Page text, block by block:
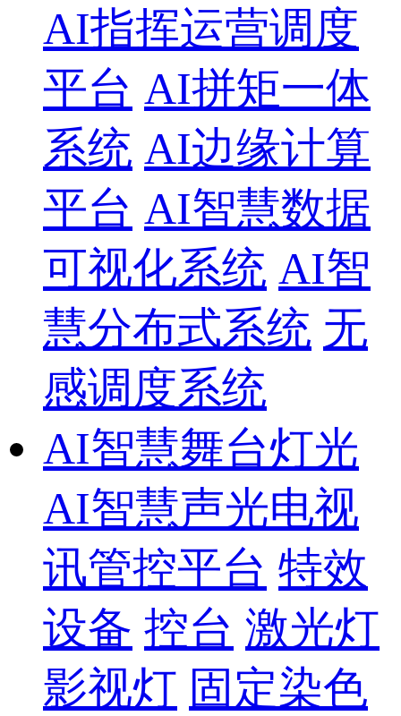
AI指挥运营调度
平台 AI拼矩一体
系统 AI边缘计算
平台 AI智慧数据
可视化系统 AI智
慧分布式系统 无
感调度系统
AI智慧舞台灯光
AI智慧声光电视
讯管控平台 特效
设备 控台 激光灯
影视灯 固定染色